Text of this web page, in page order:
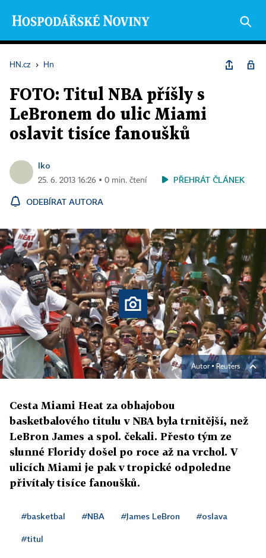
HN.cz › Hn
FOTO: Titul NBA příšly s
LeBronem do ulic Miami
oslavit tisíce fanoušků
lko
25. 6. 2013 16:26 ▪ 0 min. čtení PŘEHRÁT ČLÁNEK
ODEBÍRAT AUTORA
Autor ▪ Reuters
Cesta Miami Heat za obhajobou
basketbalového titulu v NBA byla trnitější, než
LeBron James a spol. čekali. Přesto tým ze
slunné Floridy došel po roce až na vrchol. V
ulicích Miami je pak v tropické odpoledne
přivítaly tisíce fanoušků.
#basketbal #NBA #James LeBron #oslava
#titul